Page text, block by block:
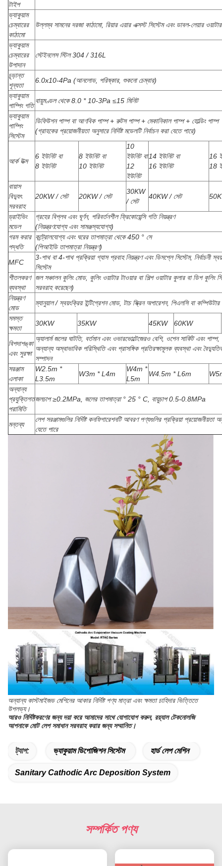
টাইপ
ভ্যাকুয়াম
চেম্বারের
কাঠামো
উল্লম্ব সামনের দরজা কাঠামো, রিয়ার এয়ার এক্সস্ট সিস্টেম এবং ডাবল-লেয়ার
ভ্যাকুয়াম
চেম্বারের
উপাদান
স্টেইনলেস স্টিল 304 / 316L
চূড়ান্ত
শূন্যতা
6.0x10-4Pa (আনলোড, পরিষ্কার, শুকনো চেম্বার)
ভ্যাকুয়াম
পাম্পিং গতি
বায়ুমণ্ডল থেকে 8.0 * 10-3Pa ≤15 মিনিট
ভ্যাকুয়াম
পাম্পিং
সিস্টেম
ডিফিউশন পাম্প বা আণবিক পাম্প + রুটস পাম্প + মেকানিকাল পাম্প + হোল্ডিং পাম্প
(গ্রাহকের প্রয়োজনীয়তা অনুসারে নির্দিষ্ট মডেলটি নির্বাচন করা যেতে পারে)
আর্ক উত্স
6 ইউনিট বা
8 ইউনিট
8 ইউনিট বা
10 ইউনিট
10
ইউনিট বা
12
ইউনিট
14 ইউনিট বা
16 ইউনিট
16
18
বায়াস
বিদ্যুৎ
সরবরাহ
20KW / সেট 20KW / সেট
30KW
/ সেট
40KW / সেট
ড্রাইভিং
মডেল
গ্রহের বিপ্লব এবং ঘূর্ণন, পরিবর্তনশীল ফ্রিকোয়েন্সি গতি নিয়ন্ত্রণ
(নিয়ন্ত্রণযোগ্য এবং সামঞ্জস্যযোগ্য)
গরম করার
পদ্ধতি
কন্ট্রোলযোগ্য এবং ঘরের তাপমাত্রা থেকে 450 ° সে
(পিআইডি তাপমাত্রা নিয়ন্ত্রণ)
MFC
3-পাথ বা 4-পাথ প্রক্রিয়া গ্যাস প্রবাহ নিয়ন্ত্রণ এবং ডিসপ্লে সিস্টেম, নির্বাচনী
সিস্টেম
শীতলকরণ
ব্যবস্থা
জল সঞ্চালন কুলিং মোড, কুলিং ওয়াটার টাওয়ার বা শিল্প ওয়াটার কুলার বা ডিপ কুলিং
সরবরাহ করেছেন)
নিয়ন্ত্রণ
মোড
ম্যানুয়াল / স্বয়ংক্রিয় ইন্টিগ্রেশন মোড, টাচ স্ক্রিন অপারেশন, পিএলসি বা কম্পিউটার
সমস্ত
ক্ষমতা
30KW 35KW 45KW 60KW
বিপদাশঙ্কা
এবং সুরক্ষা
অ্যালার্ম জলের ঘাটতি, বর্তমান এবং ওভারভোল্টেজেরও বেশি, ওপেন সার্কিট এবং পাম্প,
অন্যান্য অস্বাভাবিক পরিস্থিতি এবং প্রাসঙ্গিক প্রতিরক্ষামূলক ব্যবস্থা এবং
সম্পাদন
সরঞ্জাম
এলাকা
W2.5m *
L3.5m
W3m * L4m
W4m *
L5m
W4.5m * L6m
অন্যান্য
প্রযুক্তিগত
পরামিতি
জলচাপ ≥0.2MPa, জলের তাপমাত্রা ° 25 ° C, বায়ুচাপ 0.5-0.8MPa
মন্তব্য
লেপ সরঞ্জামগুলির নির্দিষ্ট কনফিগারেশনটি আবরণ পণ্যগুলির প্রক্রিয়া প্রয়োজনীয়তা
যেতে পারে
অন্যান্য কাস্টমাইজড মেশিনের আকার নির্দিষ্ট পণ্য মাত্রা এবং ক্ষমতা চাহিদার ভিত্তিতে
উপলভ্য।
আরও নির্দিষ্টকরণের জন্য দয়া করে আমাদের সাথে যোগাযোগ করুন, রয়্যাল টেকনোলজি
আপনাকে মোট লেপ সমাধান সরবরাহ করার জন্য সম্মানিত।
ট্যাগ: ভ্যাকুয়াম ডিপোজিশন সিস্টেম হার্ড লেপ মেশিন
Sanitary Cathodic Arc Deposition System
সম্পর্কিত পণ্য